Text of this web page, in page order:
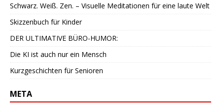
Schwarz. Weiß. Zen. – Visuelle Meditationen für eine laute Welt
Skizzenbuch für Kinder
DER ULTIMATIVE BÜRO-HUMOR:
Die KI ist auch nur ein Mensch
Kurzgeschichten für Senioren
META